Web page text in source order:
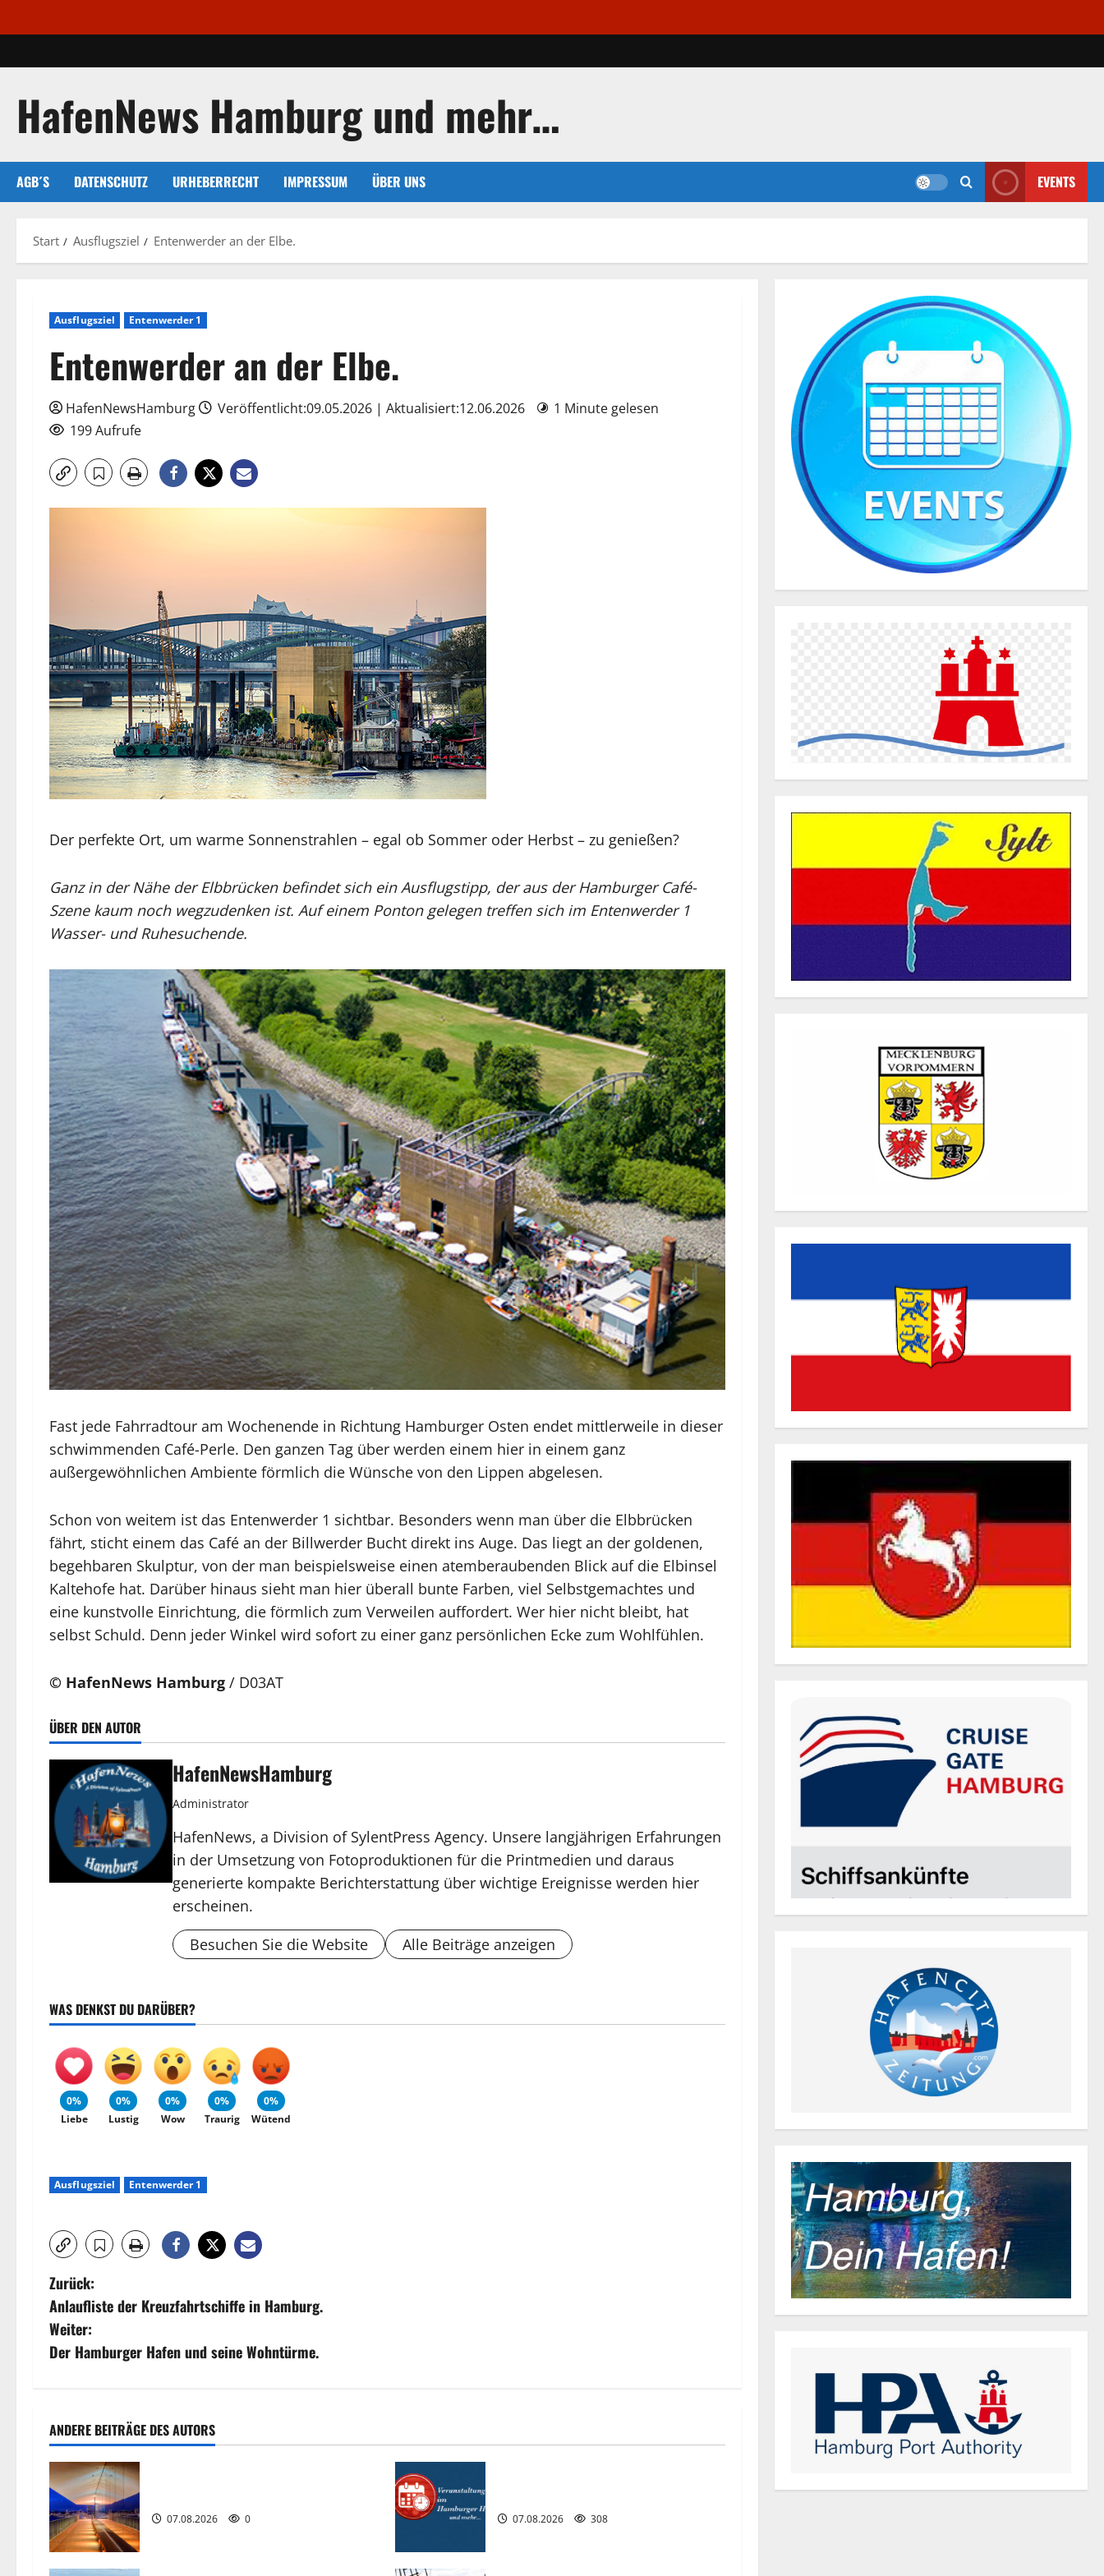
Inhalt
HafenNews Hamburg und mehr…
AGB´S DATENSCHUTZ URHEBERRECHT IMPRESSUM ÜBER UNS EVENTS
Start Ausflugsziel Entenwerder an der Elbe.
Ausflugsziel Entenwerder 1
Entenwerder an der Elbe.
HafenNewsHamburg Veröffentlicht:09.05.2026 | Aktualisiert:12.06.2026
1 Minute gelesen
199 Aufrufe
Der perfekte Ort, um warme Sonnenstrahlen – egal ob Sommer oder Herbst – zu genießen?
Ganz in der Nähe der Elbbrücken befindet sich ein Ausflugstipp, der aus der Hamburger Café-
Szene kaum noch wegzudenken ist. Auf einem Ponton gelegen treffen sich im Entenwerder 1
Wasser- und Ruhesuchende.
Fast jede Fahrradtour am Wochenende in Richtung Hamburger Osten endet mittlerweile in dieser
schwimmenden Café-Perle. Den ganzen Tag über werden einem hier in einem ganz
außergewöhnlichen Ambiente förmlich die Wünsche von den Lippen abgelesen.
Schon von weitem ist das Entenwerder 1 sichtbar. Besonders wenn man über die Elbbrücken
fährt, sticht einem das Café an der Billwerder Bucht direkt ins Auge. Das liegt an der goldenen,
begehbaren Skulptur, von der man beispielsweise einen atemberaubenden Blick auf die Elbinsel
Kaltehofe hat. Darüber hinaus sieht man hier überall bunte Farben, viel Selbstgemachtes und
eine kunstvolle Einrichtung, die förmlich zum Verweilen auffordert. Wer hier nicht bleibt, hat
selbst Schuld. Denn jeder Winkel wird sofort zu einer ganz persönlichen Ecke zum Wohlfühlen.
© HafenNews Hamburg / D03AT
ÜBER DEN AUTOR
HafenNewsHamburg
Administrator
HafenNews, a Division of SylentPress Agency. Unsere langjährigen Erfahrungen
in der Umsetzung von Fotoproduktionen für die Printmedien und daraus
generierte kompakte Berichterstattung über wichtige Ereignisse werden hier
erscheinen.
Besuchen Sie die Website
Alle Beiträge anzeigen
WAS DENKST DU DARÜBER?
0%
Liebe
0%
Lustig
0%
Wow
0%
Traurig
0%
Wütend
Ausflugsziel Entenwerder 1
B
e
i
r
a
g
s
n
Zurück:
Anlaufliste der Kreuzfahrtschiffe in Hamburg.
Weiter:
Der Hamburger Hafen und seine Wohntürme.
ANDERE BEITRÄGE DES AUTORS
07.08.2026 0 07.08.2026 308